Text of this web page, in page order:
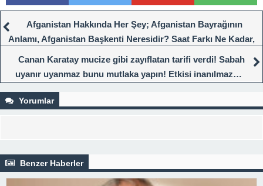
Afganistan Hakkında Her Şey; Afganistan Bayrağının
Anlamı, Afganistan Başkenti Neresidir? Saat Farkı Ne Kadar,
Canan Karatay mucize gibi zayıflatan tarifi verdi! Sabah
uyanır uyanmaz bunu mutlaka yapın! Etkisi inanılmaz…
Yorumlar
Benzer Haberler